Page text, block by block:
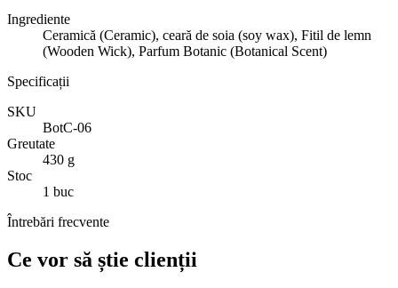
Ingrediente
Ceramică (Ceramic), ceară de soia (soy wax), Fitil de lemn
(Wooden Wick), Parfum Botanic (Botanical Scent)
Specificații
SKU
BotC-06
Greutate
430 g
Stoc
1 buc
Întrebări frecvente
Ce vor să știe clienții